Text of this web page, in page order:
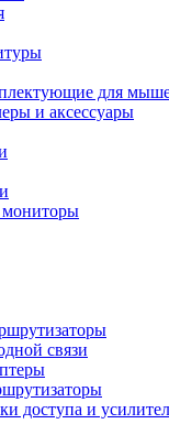
для
и аксессуары
связи
доступа и